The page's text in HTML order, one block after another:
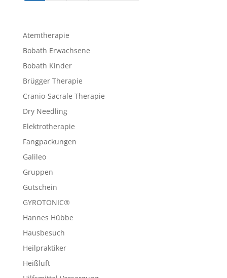
Atemtherapie
Bobath Erwachsene
Bobath Kinder
Brügger Therapie
Cranio-Sacrale Therapie
Dry Needling
Elektrotherapie
Fangpackungen
Galileo
Gruppen
Gutschein
GYROTONIC®
Hannes Hübbe
Hausbesuch
Heilpraktiker
Heißluft